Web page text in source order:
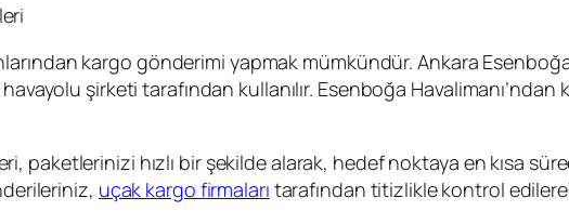
kargo gönderimi yapmak mümkündür. Ankara
şirketi tarafından kullanılır. Esenboğa
paketlerinizi hızlı bir şekilde alarak, hedef noktaya en kısa
uçak kargo firmaları tarafından titizlikle kontrol